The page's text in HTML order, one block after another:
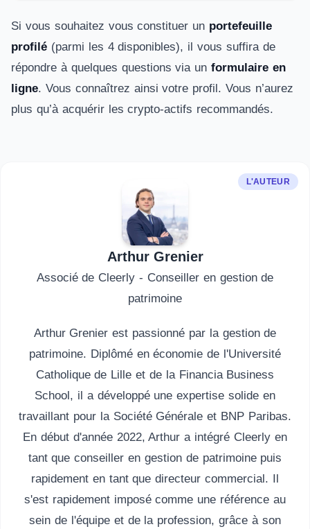
Si vous souhaitez vous constituer un portefeuille
profilé (parmi les 4 disponibles), il vous suffira de
répondre à quelques questions via unformulaire en
ligne. Vous connaîtrez ainsi votre profil. Vous n’aurez
plus qu’à acquérir les crypto-actifs recommandés.
L'AUTEUR
Arthur Grenier
Associé de Cleerly - Conseiller en gestion de
patrimoine
Arthur Grenier est passionné par la gestion de
patrimoine. Diplômé en économie de l'Université
Catholique de Lille et de la Financia Business
School, il a développé une expertise solide en
travaillant pour la Société Générale et BNP Paribas.
En début d'année 2022, Arthur a intégré Cleerly en
tant que conseiller en gestion de patrimoine puis
rapidement en tant que directeur commercial. Il
s'est rapidement imposé comme une référence au
sein de l'équipe et de la profession, grâce à son